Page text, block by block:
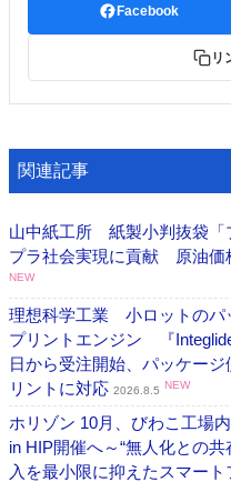
Facebook
リ
関連記事
山中紙工所 紙製小判抜袋「
プラ社会実現に貢献 原油価
NEW
理想科学工業 小ロットのパ
プリントエンジン 『
日から受注開始、パッケー
リントに対応 2026.8.5 NEW
ホリゾン 10月、びわこ工場
in HIP開催へ～“無人化との
入を最小限に抑えたスマー